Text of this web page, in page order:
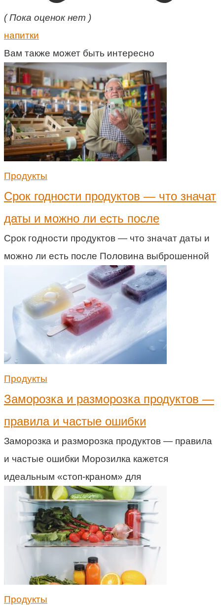
( Пока оценок нет )
напитки
Вам также может быть интересно
Продукты
Срок годности продуктов — что значат
даты и можно ли есть после
Срок годности продуктов — что значат даты и
можно ли есть после Половина выброшенной
Продукты
Заморозка и разморозка продуктов —
правила и частые ошибки
Заморозка и разморозка продуктов — правила
и частые ошибки Морозилка кажется
идеальным «стоп-краном» для
Продукты